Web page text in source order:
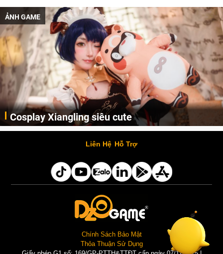
ẢNH GAME
Cosplay Xiangling siêu cute
Cùng thưởng thức những hình ảnh cosplay Xiangling trong Genshin Impact siêu dễ thương của người dùng Weibo "阿包也是兔娘"
Liên Hệ Hỗ Trợ
Chính Sách Bảo Mật
Thỏa Thuận Sử Dụng